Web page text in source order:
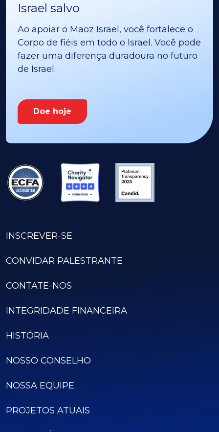
Israel salvo
Ao apoiar o Maoz Israel, você fortalece o
Corpo de fiéis em todo o Israel. Você pode
fazer uma diferença duradoura no futuro
de Israel.
Doe hoje
INSCREVER-SE
CONVIDAR PALESTRANTE
CONTATE-NOS
INTEGRIDADE FINANCEIRA
HISTÓRIA
NOSSO CONSELHO
NOSSA EQUIPE
PROJETOS ATUAIS